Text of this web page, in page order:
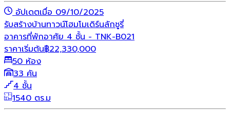
อัปเดตเมื่อ 09/10/2025
รับสร้างบ้านทาวน์โฮมโมเดิร์นลักชูรี่
อาคารที่พักอาศัย 4 ชั้น - TNK-B021
ราคาเริ่มต้น฿22,330,000
50 ห้อง
33 คัน
4 ชั้น
1540 ตร.ม